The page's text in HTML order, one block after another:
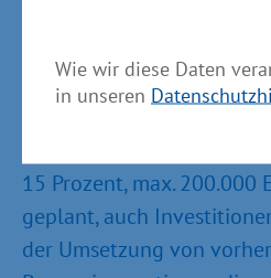
Wie wir diese Daten
in unseren
Inanspruchnahme
15 Prozent, max. 200.000
geplant, auch
der Umsetzung von